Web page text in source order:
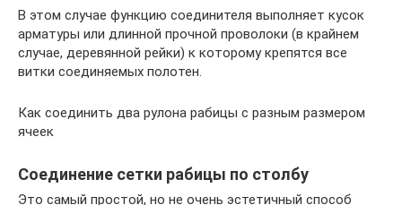
В этом случае функцию соединителя выполняет кусок
арматуры или длинной прочной проволоки (в крайнем
случае, деревянной рейки) к которому крепятся все
витки соединяемых полотен.
Как соединить два рулона рабицы с разным размером
ячеек
Соединение сетки рабицы по столбу
Это самый простой, но не очень эстетичный способ